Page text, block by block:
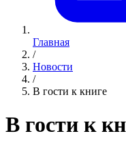
Главная
/
Новости
/
В гости к книге
В гости к